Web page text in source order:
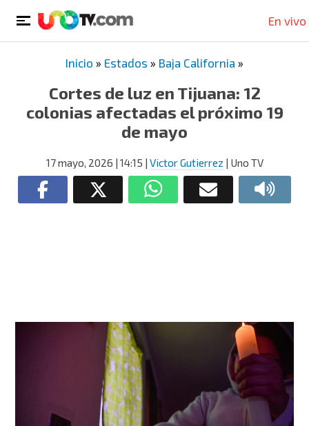
En vivo
Inicio » Estados » Baja California »
Cortes de luz en Tijuana: 12
colonias afectadas el próximo 19
de mayo
17 mayo, 2026 | 14:15 | Victor Gutierrez | Uno TV